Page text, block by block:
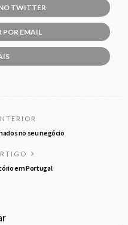
TWITTER
POR EMAIL
no seu negócio
em Portugal